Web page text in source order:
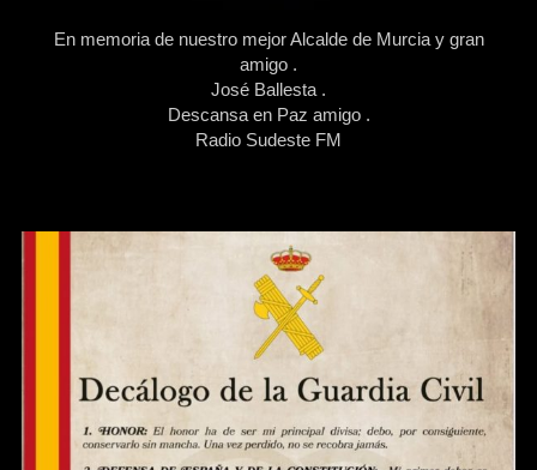
En memoria de nuestro mejor Alcalde de Murcia y gran
amigo .
José Ballesta .
Descansa en Paz amigo .
Radio Sudeste FM